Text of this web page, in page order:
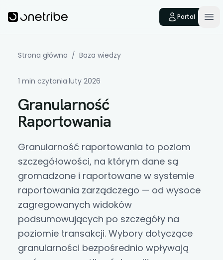
Onetribe
Portal
Strona główna / Baza wiedzy
1 min czytania·luty 2026
Granularność
Raportowania
Granularność raportowania to poziom
szczegółowości, na którym dane są
gromadzone i raportowane w systemie
raportowania zarządczego — od wysoce
zagregowanych widoków
podsumowujących po szczegóły na
poziomie transakcji. Wybory dotyczące
granularności bezpośrednio wpływają